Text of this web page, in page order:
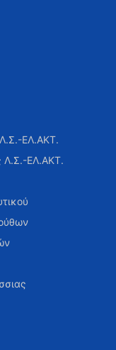
Λ.Σ.-ΕΛ.ΑΚΤ.
Λ.Σ.-ΕΛ.ΑΚΤ.